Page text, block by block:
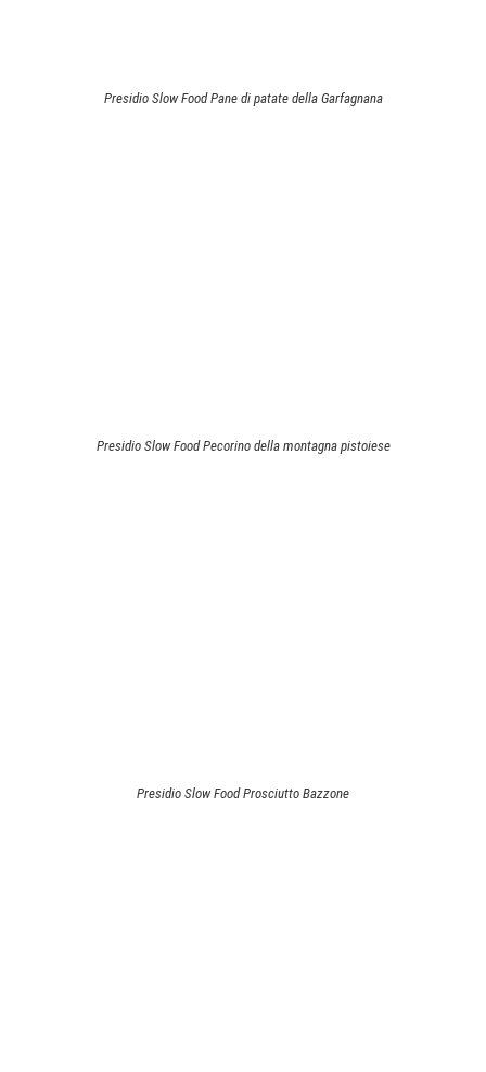
Presidio Slow Food Pane di patate della Garfagnana
Presidio Slow Food Pecorino della montagna pistoiese
Presidio Slow Food Prosciutto Bazzone